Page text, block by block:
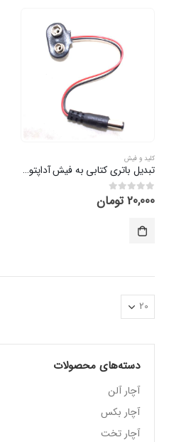
کلید و فیش
تبدیل باتری کتابی به فیش آداپتوری
20,000تومان
دسته‌های محصولات
آچار آلن
آچار بکس
آچار تخت